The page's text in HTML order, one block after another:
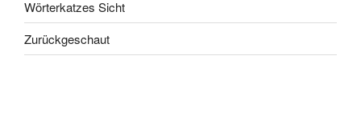
Wörterkatzes Sicht
Zurückgeschaut